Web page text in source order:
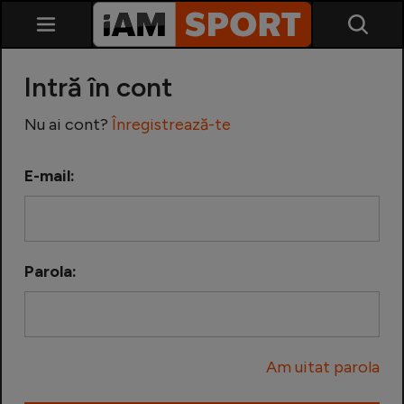
Echipa Națională
Intră în cont
Nu ai cont? Înregistrează-te
E-mail:
Parola:
Am uitat parola